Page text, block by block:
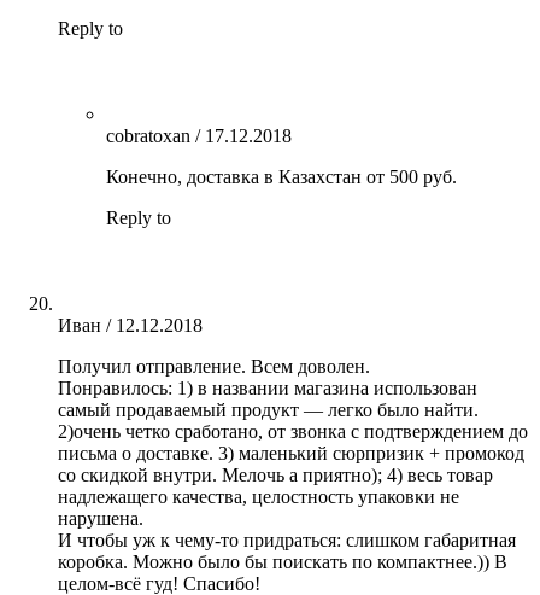
Reply to
cobratoxan / 17.12.2018
Конечно, доставка в Казахстан от 500 руб.
Reply to
Иван / 12.12.2018
Получил отправление. Всем доволен.
Понравилось: 1) в названии магазина использован
самый продаваемый продукт — легко было найти.
2)очень четко сработано, от звонка с подтверждением до
письма о доставке. 3) маленький сюрпризик + промокод
со скидкой внутри. Мелочь а приятно); 4) весь товар
надлежащего качества, целостность упаковки не
нарушена.
И чтобы уж к чему-то придраться: слишком габаритная
коробка. Можно было бы поискать по компактнее.)) В
целом-всё гуд! Спасибо!